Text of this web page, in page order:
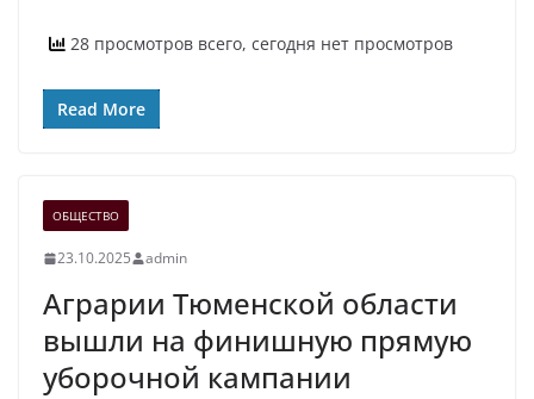
28 просмотров всего, сегодня нет просмотров
Read More
ОБЩЕСТВО
23.10.2025 admin
Аграрии Тюменской области
вышли на финишную прямую
уборочной кампании